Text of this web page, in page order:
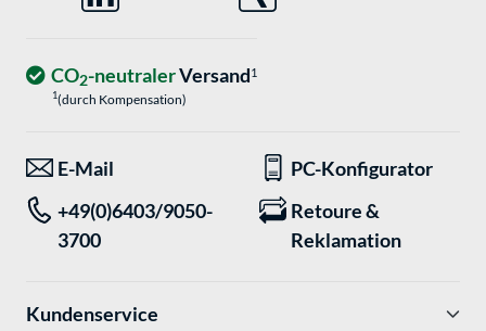
CO2-neutralerVersand1
1(durch Kompensation)
E-Mail
PC-Konfigurator
+49(0)6403/9050-
3700
Retoure &
Reklamation
Kundenservice